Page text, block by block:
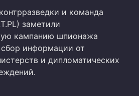
и команда
заметили
кампанию шпионажа
информации от
и дипломатических